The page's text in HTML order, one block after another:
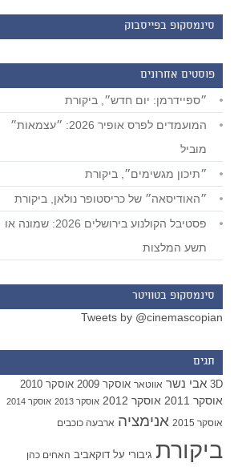
סינמסקופ בפייסבוק
פוסטים אחרונים
״ספיידרמן: יום חדש״, ביקורת
המועמדים לפרס אופיר 2026: ״עצמאות״
מוביל
״תיכון מגשימים״, ביקורת
״האודיסאה״ של כריסטופר נולאן, ביקורת
פסטיבל הקולנוע בירושלים 2026: שמונה או
תשע המלצות
סינמסקופ בטוויטר
Tweets by @cinemascopian
תגים
3D אבי נשר אווטאר אוסקר 2009 אוסקר 2010
אוסקר 2011 אוסקר 2012 אוסקר 2013 אוסקר 2014
אוסקר 2015 אנימציה ארבעה כוכבים
ביקורת גיבורי על דוקאביב האחים כהן